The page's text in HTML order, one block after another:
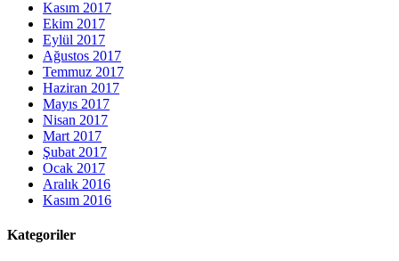
Kasım 2017
Ekim 2017
Eylül 2017
Ağustos 2017
Temmuz 2017
Haziran 2017
Mayıs 2017
Nisan 2017
Mart 2017
Şubat 2017
Ocak 2017
Aralık 2016
Kasım 2016
Kategoriler